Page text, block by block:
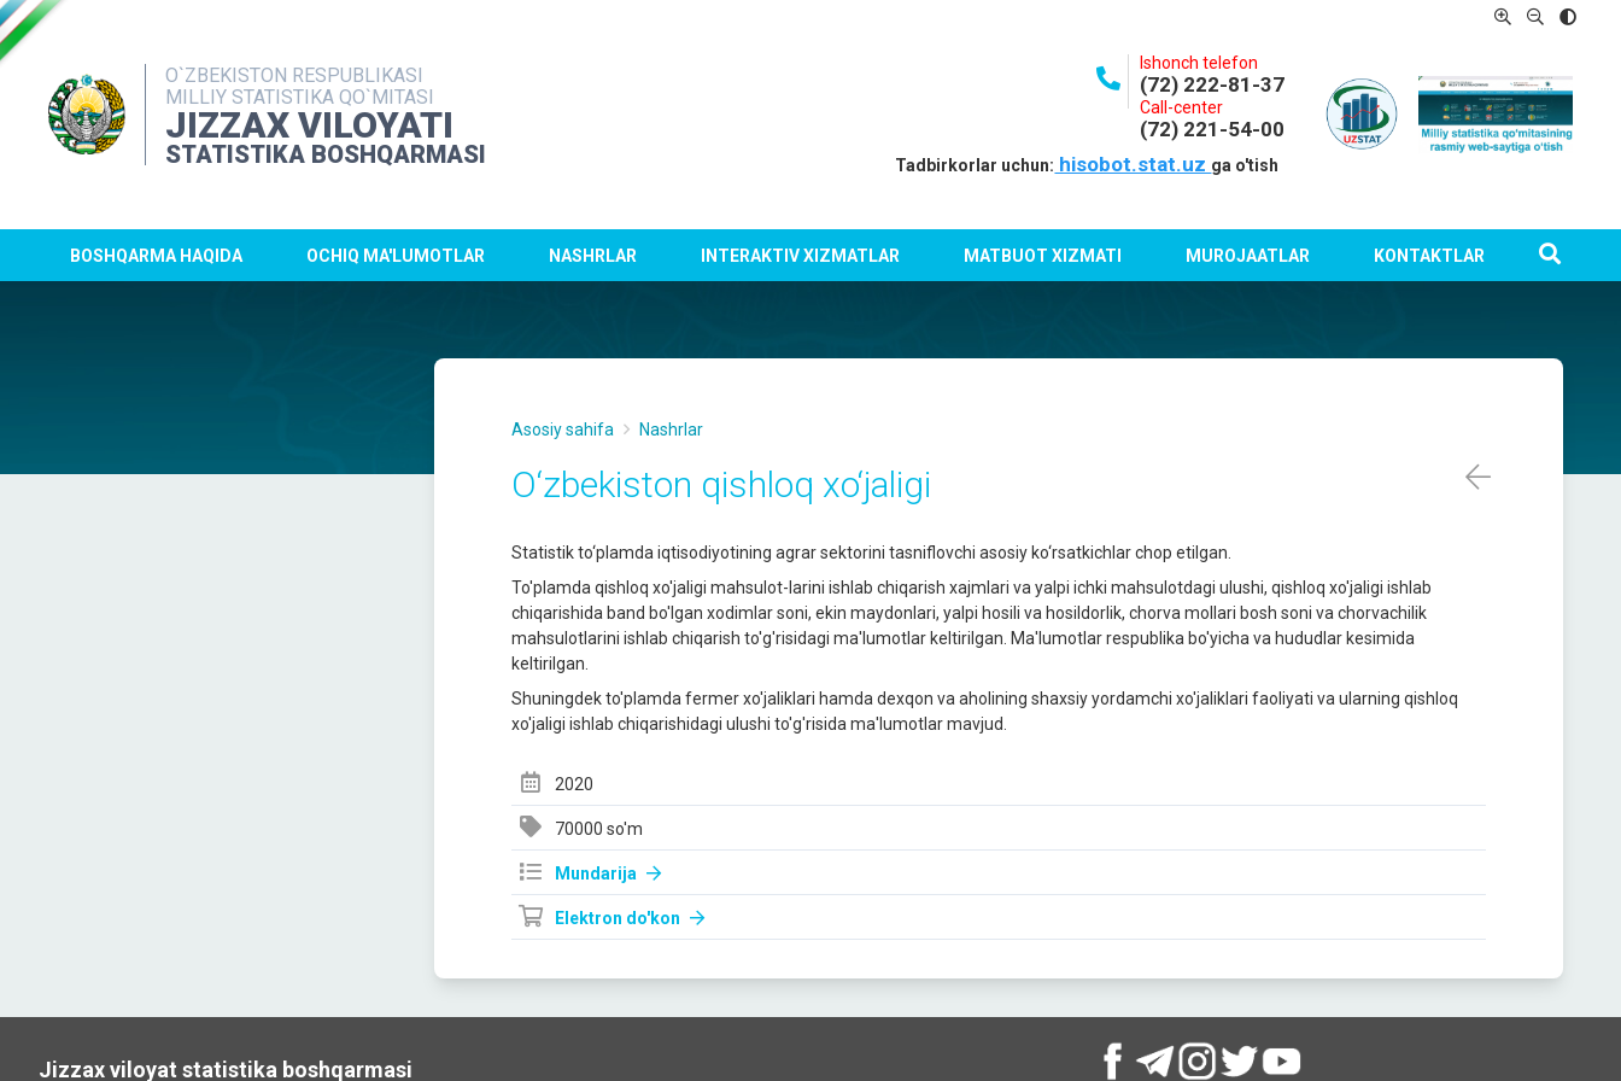
O`ZBEKISTON RESPUBLIKASI
MILLIY STATISTIKA QO`MITASI
JIZZAX VILOYATI
STATISTIKA BOSHQARMASI
Ishonch telefon
(72) 222-81-37
Call-center
(72) 221-54-00
Tadbirkorlar uchun: hisobot.stat.uz ga o'tish
BOSHQARMA HAQIDA OCHIQ MA'LUMOTLAR NASHRLAR INTERAKTIV XIZMATLAR MATBUOT XIZMATI MUROJAATLAR KONTAKTLAR
Asosiy sahifa Nashrlar
O‘zbekiston qishloq xo‘jаligi
Stаtistik to‘plаmdа iqtisodiyotining аgrаr sektorini tаsniflovchi аsosiy ko‘rsаtkichlаr chop etilgan.
To'plamda qishloq xo'jaligi mahsulot-larini ishlab chiqarish xajmlari va yalpi ichki mahsulotdagi ulushi, qishloq xo'jaligi ishlab
chiqarishida band bo'lgan xodimlar soni, ekin maydonlari, yalpi hosili va hosildorlik, chorva mollari bosh soni va chorvachilik
mahsulotlarini ishlab chiqarish to'g'risidagi ma'lumotlar keltirilgan. Ma'lumotlar respublika bo'yicha va hududlar kesimida
keltirilgan.
Shuningdek to'plamda fermer xo'jaliklari hamda dexqon va aholining shaxsiy yordamchi xo'jaliklari faoliyati va ularning qishloq
xo'jaligi ishlab chiqarishidagi ulushi to'g'risida ma'lumotlar mavjud.
2020
70000 so'm
Mundarija
Elektron do'kon
Jizzax viloyat statistika boshqarmasi